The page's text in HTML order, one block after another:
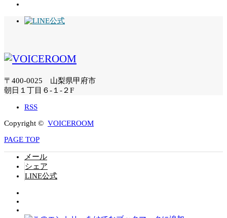
〒400-0025 山梨県甲府市
朝日１丁目６-１-２F
RSS
Copyright © VOICEROOM
PAGE TOP
メール
シェア
LINE公式